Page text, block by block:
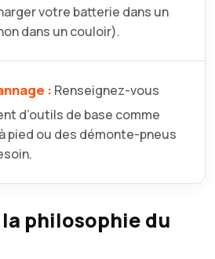
votre batterie dans un
dans un couloir).
: Renseignez-vous
d’outils de base comme
pied ou des démonte-pneus
philosophie du